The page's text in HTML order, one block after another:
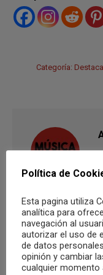
Categoría:
entre
Política de
Esta pagina utiliza
analítica para
navegación al
autorizar el uso de
de datos
opinión y cambiar
cualquier momento